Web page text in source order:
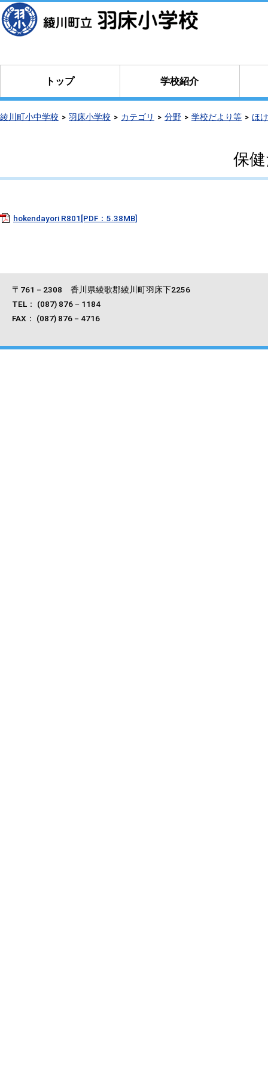
本
文
動
トップ 学校紹介
綾川町小中学校 羽床小学校 カテゴリ 分野 学校だより等 ほ
保
hokendayori R801[PDF：5.38MB]
〒761－2308 香川県綾歌郡綾川町羽床下2256
TEL： (087) 876－1184
FAX： (087) 876－4716